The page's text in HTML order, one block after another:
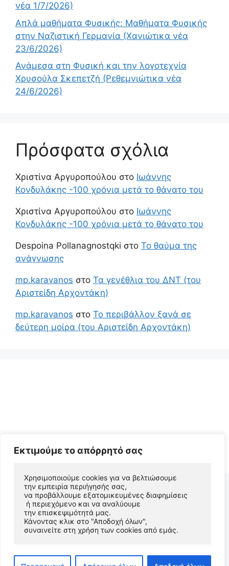
Εκτιμούμε το απόρρητό σας
Χρησιμοποιούμε cookies για να βελτιώσουμε
την εμπειρία περιήγησής σας,
να προβάλλουμε εξατομικευμένες διαφημίσεις
ή περιεχόμενο και να αναλύουμε
την επισκεψιμότητά μας.
Κάνοντας κλικ στο "Αποδοχή όλων",
συναινείτε στη χρήση των cookies από εμάς.
νέα 1/7/2026)
Απλά μαθήματα Φυσικής: Μαθήματα Φυσικής
στην Ναζιστική Γερμανία (Χανιώτικα νέα
23/6/2026)
Ανάμεσα στη Φυσική και την λογοτεχνία
Χρυσούλα Σκεπετζή (Ρεθεμνιώτικα νέα
24/6/2026)
Πρόσφατα σχόλια
Χριστίνα Αργυροπούλου στο Ιωάννης
Κονδυλάκης -100 χρόνια μετά το θάνατο του
Χριστίνα Αργυροπούλου στο Ιωάννης
Κονδυλάκης -100 χρόνια μετά το θάνατο του
Despoina Pollanagnostqki στο Το θαύμα της
ανάγνωσης
mp.karavanos στο Τα γενέθλια του ΔΝΤ (του
Αριστείδη Αρχοντάκη)
mp.karavanos στο Το περιβάλλον ξανά σε
δεύτερη μοίρα (του Αριστείδη Αρχοντάκη)
© 2026 Αριστείδης Αρχοντάκης Φυσικός Συγγραφέας
• Φτιαγμένο με
GeneratePress